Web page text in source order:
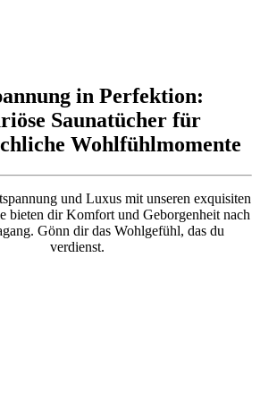
in Perfektion:
Saunatücher für
Wohlfühlmomente
und Luxus mit unseren exquisiten
bieten dir Komfort und Geborgenheit nach
Gönn dir das Wohlgefühl, das du
verdienst.